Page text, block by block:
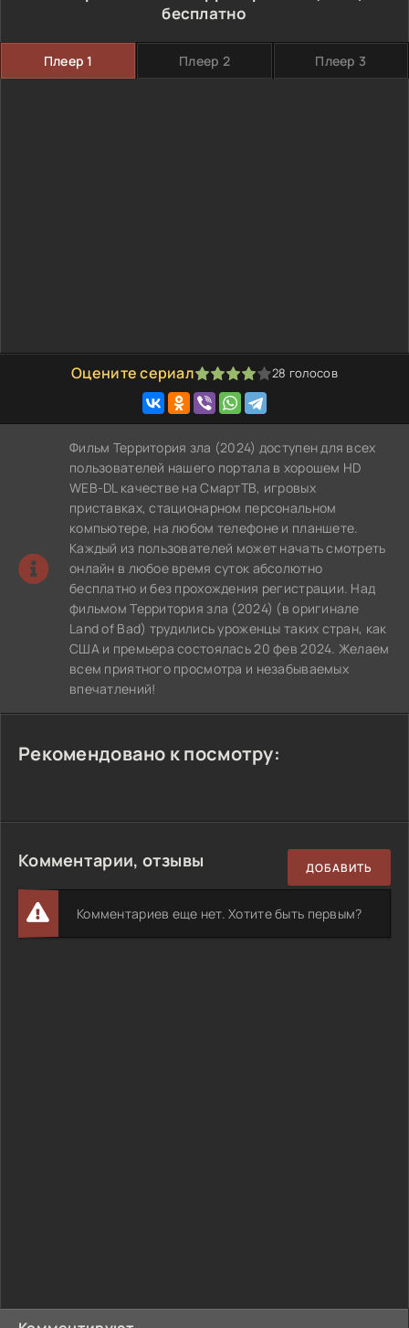
бесплатно
Плеер 1 Плеер 2 Плеер 3
Оцените сериал
1 2 3 4 5 28 голосов
Фильм Территория зла (2024) доступен для всех
пользователей нашего портала в хорошем HD
WEB-DL качестве на СмартТВ, игровых
приставках, стационарном персональном
компьютере, на любом телефоне и планшете.
Каждый из пользователей может начать смотреть
онлайн в любое время суток абсолютно
бесплатно и без прохождения регистрации. Над
фильмом Территория зла (2024) (в оригинале
Land of Bad) трудились уроженцы таких стран, как
США и премьера состоялась 20 фев 2024. Желаем
всем приятного просмотра и незабываемых
впечатлений!
Рекомендовано к посмотру:
Комментарии, отзывы ДОБАВИТЬ
Комментариев еще нет. Хотите быть первым?